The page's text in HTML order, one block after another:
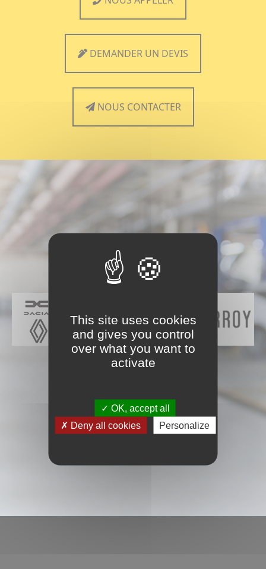
DEMANDER UN DEVIS
NOUS CONTACTER
This site uses cookies
and gives you control
over what you want to
activate
OK, accept all
Deny all cookies
Personalize